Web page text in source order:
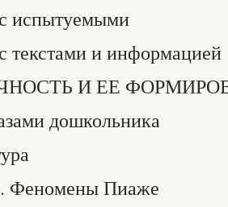
испытуемыми
текстами и информацией
И ЕЕ
дошкольника
Феномены Пиаже